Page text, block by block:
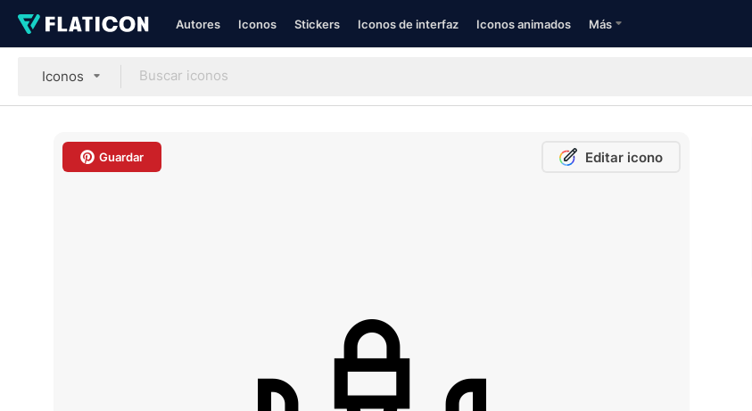
Autores Iconos Stickers Iconos de interfaz Iconos animados Más
Iconos
Guardar Editar icono